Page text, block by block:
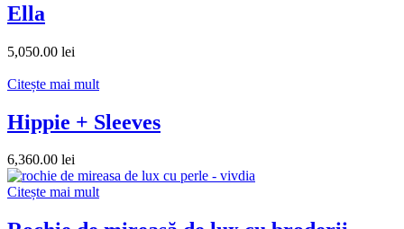
Ella
5,050.00 lei
Citește mai mult
Hippie + Sleeves
6,360.00 lei
Citește mai mult